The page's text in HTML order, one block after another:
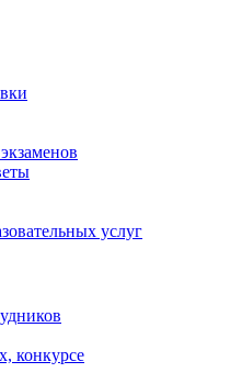
услуг
конкурсе